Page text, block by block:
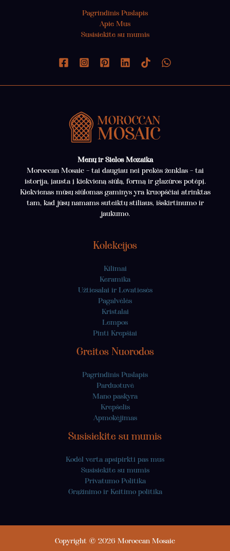
Pagrindinis Puslapis
Apie Mus
Susisiekite su mumis
Menų ir Sielos Mozaika
Moroccan Mosaic – tai daugiau nei prekės ženklas – tai
istorija, įausta į kiekvieną siūlą, formą ir glazūros potėpį.
Kiekvienas mūsų siūlomas gaminys yra kruopščiai atrinktas
tam, kad jūsų namams suteiktų stiliaus, išskirtinumo ir
jaukumo.
Kolekcijos
Kilimai
Keramika
Užtiesalai ir Lovatiesės
Pagalvėlės
Kristalai
Lempos
Pinti Krepšiai
Greitos Nuorodos
Pagrindinis Puslapis
Parduotuvė
Mano paskyra
Krepšelis
Apmokėjimas
Susisiekite su mumis
Kodėl verta apsipirkti pas mus
Susisiekite su mumis
Privatumo Politika
Grąžinimo ir Keitimo politika
Copyright © 2026 Moroccan Mosaic